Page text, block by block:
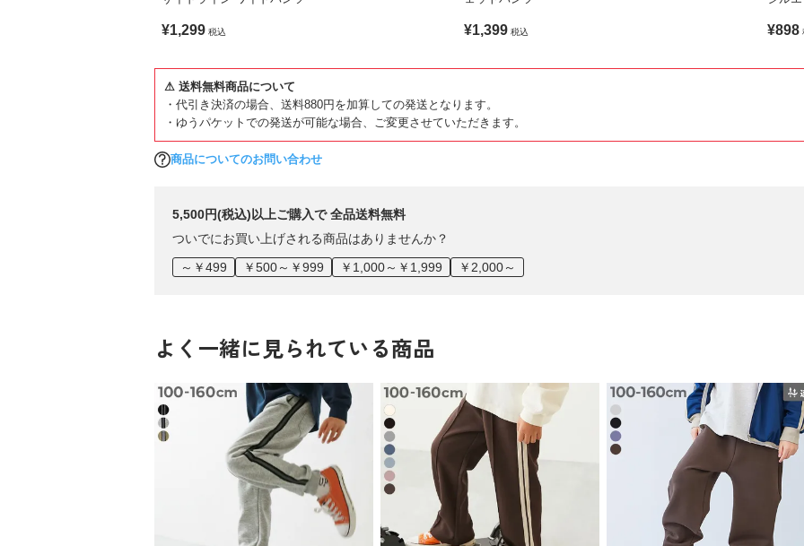
¥1,299 税込 ¥1,399 税込 ¥898
⚠ 送料無料商品について
・代引き決済の場合、送料880円を加算しての発送となります。
・ゆうパケットでの発送が可能な場合、ご変更させていただきます。
商品についてのお問い合わせ
5,500円(税込)以上ご購入で 全品送料無料
ついでにお買い上げされる商品はありませんか？
～￥499
￥500～￥999 ￥1,000～￥1,999 ￥2,000～
よく一緒に見られている商品